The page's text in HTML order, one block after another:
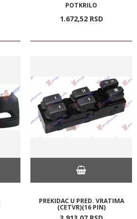
POTKRILO
1.672,52 RSD
PREKIDAC U PRED. VRATIMA
(CETVR)(16 PIN)